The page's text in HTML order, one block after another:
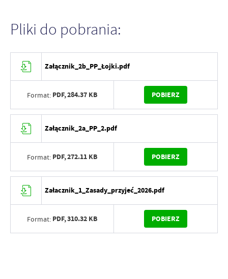
Pliki do pobrania:
Załącznik_2b_PP_Łojki.pdf
Format: PDF,284.37 KB POBIERZ
Załącznik_2a_PP_2.pdf
Format: PDF,272.11 KB POBIERZ
Załacznik_1_Zasady_przyjeć_2026.pdf
Format: PDF,310.32 KB POBIERZ